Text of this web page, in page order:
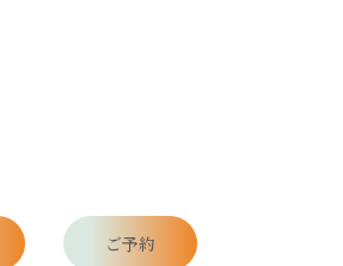
ご予約